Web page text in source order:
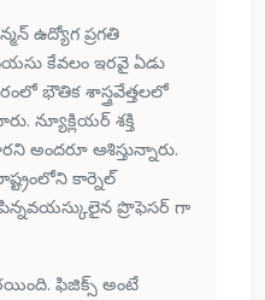
ఉద్యోగ ప్రగతి
కేవలం ఇరవై ఏడు
భౌతిక శాస్త్రవేత్తలలో
న్యూక్లియర్ శక్తి
అందరూ ఆశిస్తున్నారు.
కార్నెల్
ప్రొఫెసర్ గా
ఫిజిక్స్ అంటే